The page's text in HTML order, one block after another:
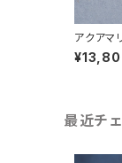
アクアマ
レス シ
メンズ ユ
最近チ